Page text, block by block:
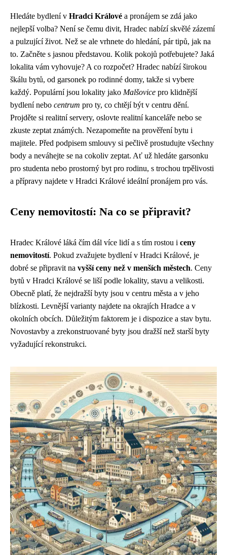
Hledáte bydlení v Hradci Králové a pronájem se zdá jako
nejlepší volba? Není se čemu divit, Hradec nabízí skvělé zázemí
a pulzující život. Než se ale vrhnete do hledání, pár tipů, jak na
to. Začněte s jasnou představou. Kolik pokojů potřebujete? Jaká
lokalita vám vyhovuje? A co rozpočet? Hradec nabízí širokou
škálu bytů, od garsonek po rodinné domy, takže si vybere
každý. Populární jsou lokality jako Malšovice pro klidnější
bydlení nebo centrum pro ty, co chtějí být v centru dění.
Projděte si realitní servery, oslovte realitní kanceláře nebo se
zkuste zeptat známých. Nezapomeňte na prověření bytu i
majitele. Před podpisem smlouvy si pečlivě prostudujte všechny
body a neváhejte se na cokoliv zeptat. Ať už hledáte garsonku
pro studenta nebo prostorný byt pro rodinu, s trochou trpělivosti
a přípravy najdete v Hradci Králové ideální pronájem pro vás.
Ceny nemovitostí: Na co se připravit?
Hradec Králové láká čím dál více lidí a s tím rostou i ceny
nemovitostí. Pokud zvažujete bydlení v Hradci Králové, je
dobré se připravit na vyšší ceny než v menších městech. Ceny
bytů v Hradci Králové se liší podle lokality, stavu a velikosti.
Obecně platí, že nejdražší byty jsou v centru města a v jeho
blízkosti. Levnější varianty najdete na okrajích Hradce a v
okolních obcích. Důležitým faktorem je i dispozice a stav bytu.
Novostavby a zrekonstruované byty jsou dražší než starší byty
vyžadující rekonstrukci.